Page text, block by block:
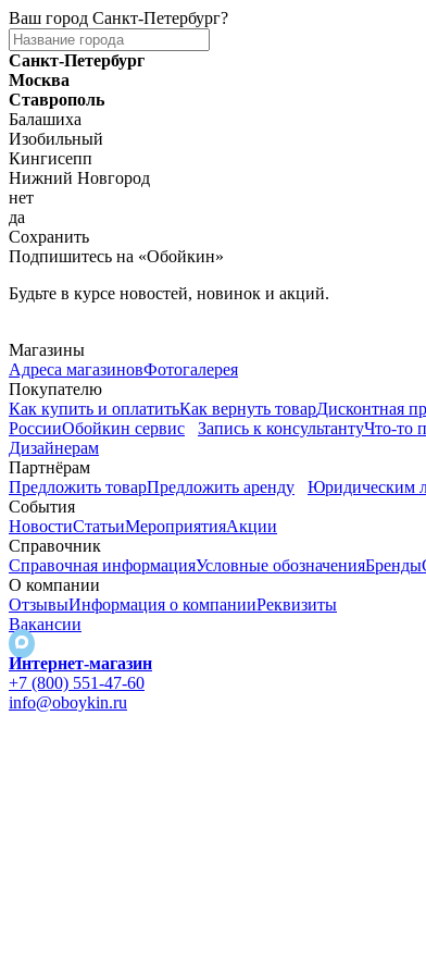
Ваш город Санкт-Петербург?
Санкт-Петербург
Москва
Ставрополь
Балашиха
Изобильный
Кингисепп
Нижний Новгород
нет
да
Сохранить
Подпишитесь на «Обойкин»
Будьте в курсе новостей, новинок и акций.
Магазины
Адреса магазиновФотогалерея
Покупателю
Как купить и оплатитьКак вернуть товарДисконтная
РоссииОбойкин сервис Запись к консультантуЧто-то
Дизайнерам
Партнёрам
Предложить товарПредложить аренду Юридическим
События
НовостиСтатьиМероприятияАкции
Справочник
Справочная информацияУсловные обозначенияБренды
О компании
ОтзывыИнформация о компанииРеквизиты
Вакансии
Интернет-магазин
+7 (800) 551-47-60
info@oboykin.ru